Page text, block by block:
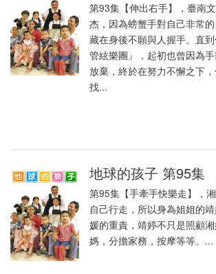
第93集【伸出右手】，臺南
杰，因為螃蟹手對自己非常
藏在身後不願與人握手。直
管絃樂團』，起初也曾因為
放棄，終於在努力不懈之下
找...
地球的孩子 第95集
第95集【手牽手快樂走】，
自己行走，所以身為姐姐的
媛的重責，靖婷不只是照顧
媽，分擔家務，按摩等等。...